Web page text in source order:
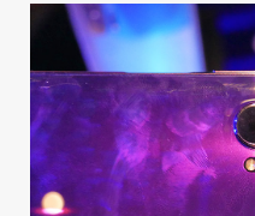
KAUPPA
VAIHDA TEEMA
HAKU